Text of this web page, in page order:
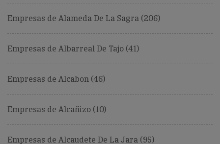
Empresas de Alameda De La Sagra (206)
Empresas de Albarreal De Tajo (41)
Empresas de Alcabon (46)
Empresas de Alcañizo (10)
Empresas de Alcaudete De La Jara (95)